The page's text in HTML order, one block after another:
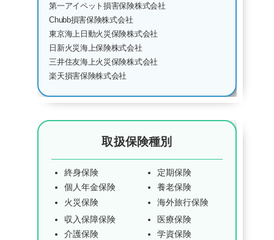
第一アイペット損害保険株式会社
Chubb損害保険株式会社
東京海上日動火災保険株式会社
日新火災海上保険株式会社
三井住友海上火災保険株式会社
楽天損害保険株式会社
取扱保険種別
終身保険
個人年金保険
火災保険
定期保険
養老保険
海外旅行保険
収入保障保険
介護保険
医療保険
学資保険